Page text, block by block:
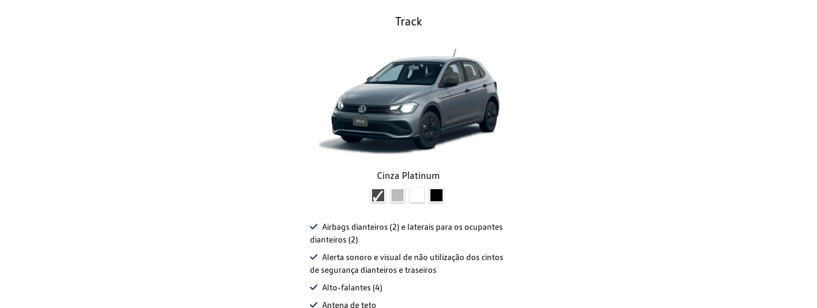
Track
Cinza Platinum
Airbags dianteiros (2) e laterais para os ocupantes
dianteiros (2)
Alerta sonoro e visual de não utilização dos cintos
de segurança dianteiros e traseiros
Alto-falantes (4)
Antena de teto